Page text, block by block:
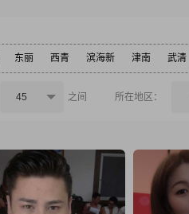
东丽 西青 滨海新 津南 武清
45 之间 所在地区：